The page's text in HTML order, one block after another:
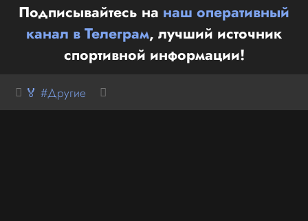
Подписывайтесь на наш оперативный
канал в Телеграм, лучший источник
спортивной информации!
🏅 #Другие